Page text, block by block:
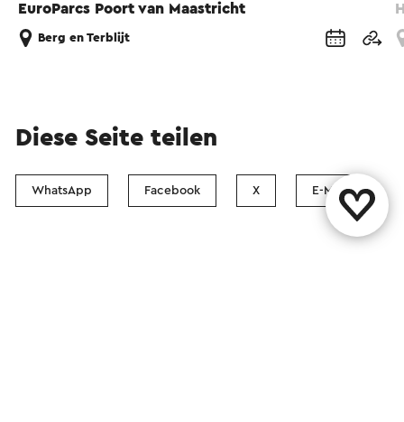
EuroParcs Poort van Maastricht
Berg en Terblijt
Diese Seite teilen
WhatsApp Facebook X E-Mail